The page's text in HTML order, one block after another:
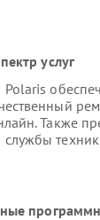
услуг
Также